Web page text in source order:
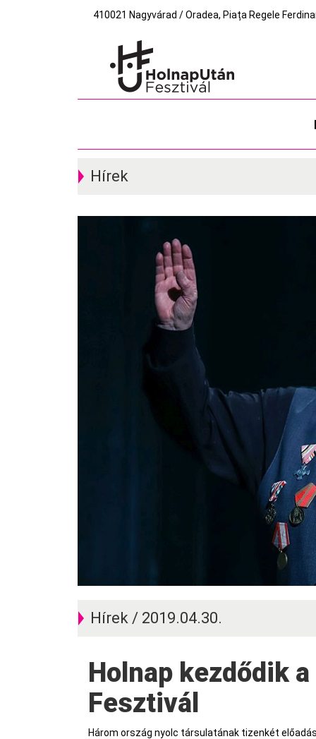
410021 Nagyvárad / Oradea, Piața Regele
Hírek
Hírek / 2019.04.30.
Holnap kezdődik a VII. HolnapUtán
Fesztivál
Három ország nyolc társulatának tizenkét